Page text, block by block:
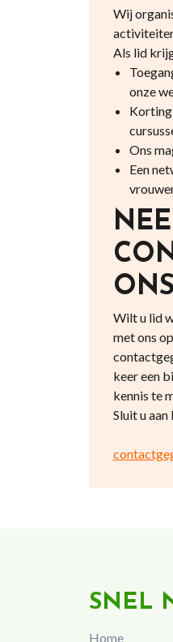
Wij
Als lid
onze
Korting
Ons
Een
Wilt u lid
met ons
keer een
kennis te
Sluit u
SNEL
Home